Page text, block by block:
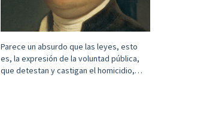
Parece un absurdo que las leyes, esto
es, la expresión de la voluntad pública,
que detestan y castigan el homicidio,…